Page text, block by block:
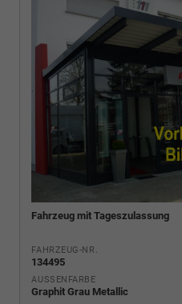
Fahrzeug mit Tageszulassung
FAHRZEUG-NR.
134495
AUSSENFARBE
Graphit Grau Metallic